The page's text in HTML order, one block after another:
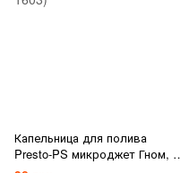
Капельница для полива
Presto-PS микроджет Гном, в